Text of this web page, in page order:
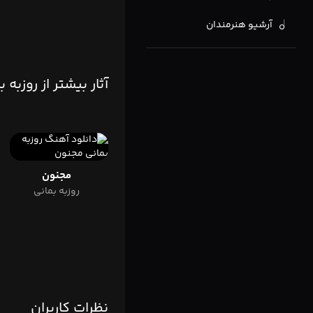
آرشیو هنرمندان
آثار بیشتر از روزبه
مجنون
روزبه بمانی
نظرات کاربران